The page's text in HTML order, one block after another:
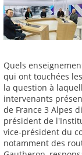
Quels
qui ont touchées
la question à
intervenants
de France 3 Alpes
président de
vice-président du
notamment des